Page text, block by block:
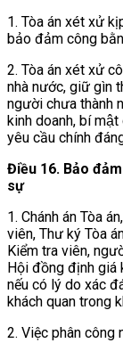
1. Tòa án xét xử
bảo đảm công
2. Tòa án xét xử
nhà nước, giữ gìn
người chưa thành
kinh doanh, bí
yêu cầu chính
Điều 16. Bảo
sự
1. Chánh án Tòa
viên, Thư ký Tòa
Kiểm tra viên,
Hội đồng định giá
nếu có lý do xác
khách quan trong
2. Việc phân công